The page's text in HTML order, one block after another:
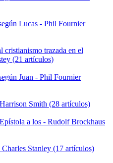
Lucas - Phil Fournier
cristianismo trazada en el
(21 artículos)
Juan - Phil Fournier
Smith (28 artículos)
a los - Rudolf Brockhaus
Stanley (17 artículos)